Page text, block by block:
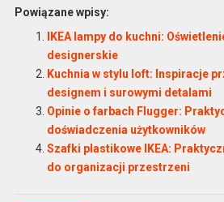
Powiązane wpisy:
IKEA lampy do kuchni:
designerskie
Kuchnia w stylu loft: Inspiracje
designem i surowymi detalami
Opinie o farbach Flugger:
doświadczenia użytkowników
Szafki plastikowe IKEA:
do organizacji przestrzeni